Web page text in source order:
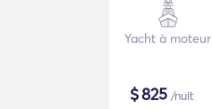
Yacht à moteur
$825 /nuit